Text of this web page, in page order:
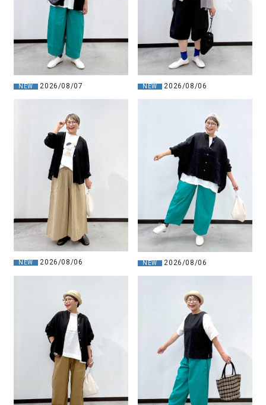
NEW 2026/08/07 NEW 2026/08/06
NEW 2026/08/06 NEW 2026/08/06